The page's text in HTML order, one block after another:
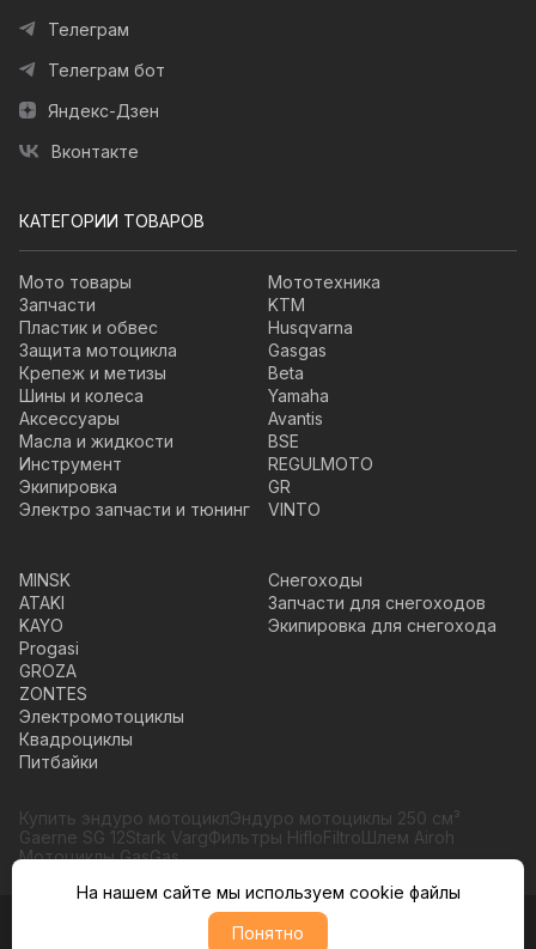
Телеграм
Телеграм бот
Яндекс-Дзен
Вконтакте
КАТЕГОРИИ ТОВАРОВ
Мото товары
Запчасти
Пластик и обвес
Защита мотоцикла
Крепеж и метизы
Шины и колеса
Аксессуары
Масла и жидкости
Инструмент
Экипировка
Электро запчасти и тюнинг
Мототехника
KTM
Husqvarna
Gasgas
Beta
Yamaha
Avantis
BSE
REGULMOTO
GR
VINTO
MINSK
ATAKI
KAYO
Progasi
GROZA
ZONTES
Электромотоциклы
Квадроциклы
Питбайки
Снегоходы
Запчасти для снегоходов
Экипировка для снегохода
Купить эндуро мотоциклЭндуро мотоциклы 250 см³
Gaerne SG 12Stark VargФильтры HifloFiltroШлем Airoh
Мотоциклы GasGas
© Moto365, Все права защищены
На нашем сайте мы используем cookie файлы
Понятно